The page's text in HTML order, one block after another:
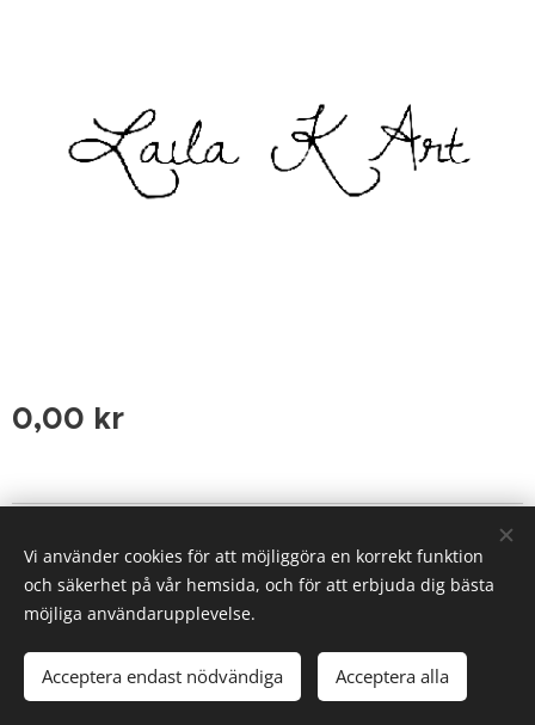
0,00 kr
Lägg i kundvagnen
Cookies
Vi använder cookies för att möjliggöra en korrekt funktion
och säkerhet på vår hemsida, och för att erbjuda dig bästa
möjliga användarupplevelse.
Acceptera endast nödvändiga Acceptera alla